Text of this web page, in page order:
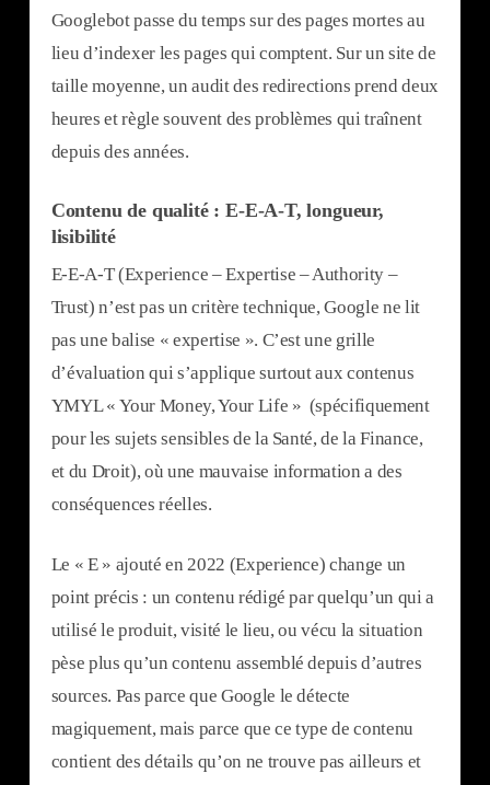
Googlebot passe du temps sur des pages mortes au
lieu d’indexer les pages qui comptent. Sur un site de
taille moyenne, un audit des redirections prend deux
heures et règle souvent des problèmes qui traînent
depuis des années.
Contenu de qualité : E-E-A-T, longueur,
lisibilité
E-E-A-T (Experience – Expertise – Authority –
Trust) n’est pas un critère technique, Google ne lit
pas une balise « expertise ». C’est une grille
d’évaluation qui s’applique surtout aux contenus
YMYL « Your Money, Your Life » (spécifiquement
pour les sujets sensibles de la Santé, de la Finance,
et du Droit), où une mauvaise information a des
conséquences réelles.
Le « E » ajouté en 2022 (Experience) change un
point précis : un contenu rédigé par quelqu’un qui a
utilisé le produit, visité le lieu, ou vécu la situation
pèse plus qu’un contenu assemblé depuis d’autres
sources. Pas parce que Google le détecte
magiquement, mais parce que ce type de contenu
contient des détails qu’on ne trouve pas ailleurs et